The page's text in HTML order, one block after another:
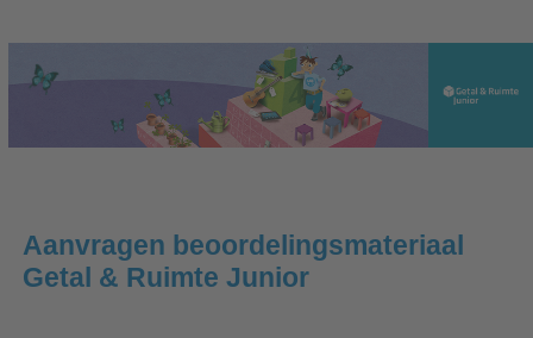
Aanvragen beoordelingsmateriaal
Getal & Ruimte Junior